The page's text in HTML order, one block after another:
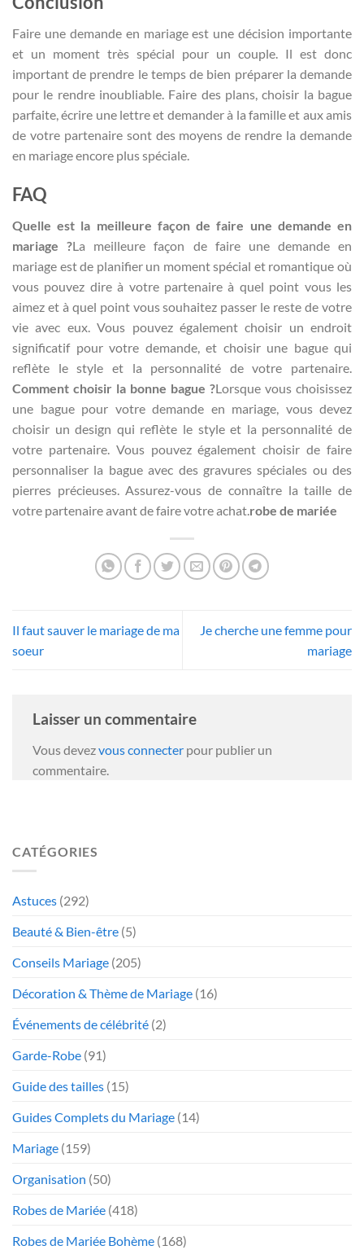
Faire une demande en mariage est une décision importante
et un moment très spécial pour un couple. Il est donc
important de prendre le temps de bien préparer la demande
pour le rendre inoubliable. Faire des plans, choisir la bague
parfaite, écrire une lettre et demander à la famille et aux amis
de votre partenaire sont des moyens de rendre la demande
en mariage encore plus spéciale.
FAQ
Quelle est la meilleure façon de faire une demande en
mariage ?La meilleure façon de faire une demande en
mariage est de planifier un moment spécial et romantique où
vous pouvez dire à votre partenaire à quel point vous les
aimez et à quel point vous souhaitez passer le reste de votre
vie avec eux. Vous pouvez également choisir un endroit
significatif pour votre demande, et choisir une bague qui
reflète le style et la personnalité de votre partenaire.
Comment choisir la bonne bague ?Lorsque vous choisissez
une bague pour votre demande en mariage, vous devez
choisir un design qui reflète le style et la personnalité de
votre partenaire. Vous pouvez également choisir de faire
personnaliser la bague avec des gravures spéciales ou des
pierres précieuses. Assurez-vous de connaître la taille de
votre partenaire avant de faire votre achat.robe de mariée
Il faut sauver le mariage de ma
soeur
Je cherche une femme pour
mariage
Laisser un commentaire
Vous devezvous connecter pour publier un
commentaire.
CATÉGORIES
Astuces (292)
Beauté & Bien-être (5)
Conseils Mariage (205)
Décoration & Thème de Mariage (16)
Événements de célébrité (2)
Garde-Robe (91)
Guide des tailles (15)
Guides Complets du Mariage (14)
Mariage (159)
Organisation (50)
Robes de Mariée (418)
Robes de Mariée Bohème (168)